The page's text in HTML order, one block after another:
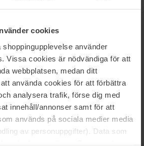
cookies
shoppingupplevelse använder
Vissa cookies är nödvändiga för att
webbplatsen, medan ditt
använda cookies för att förbättra
analysera trafik, förse dig med
innehåll/annonser samt för att
används på sociala medier media
av personuppgifter). Data som
par 70'er-solbriller ved poolen
giver en moderne opdatering til den
og har slanke metalstænger og er
og justerbare næsepuder for en
i klassisk guld med tonegrad
look ved poolen. Robust metalramme
PVC-næsepuder. Udstyret med
linser.